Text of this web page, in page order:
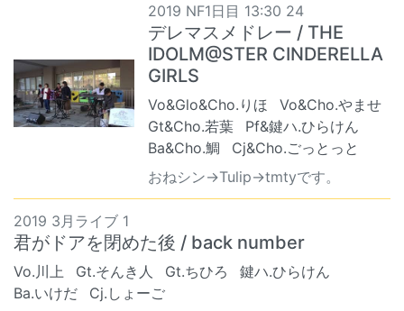
2019 NF1日目 13:30 24
デレマスメドレー / THE
IDOLM@STER CINDERELLA
GIRLS
Vo&Glo&Cho.りほ
Vo&Cho.やませ
Gt&Cho.若葉
Pf&鍵ハ.ひらけん
Ba&Cho.鯛
Cj&Cho.ごっとっと
おねシン→Tulip→tmtyです。
2019 3月ライブ 1
君がドアを閉めた後 / back number
Vo.川上 Gt.そんき人 Gt.ちひろ
鍵ハ.ひらけん
Ba.いけだ
Cj.しょーご